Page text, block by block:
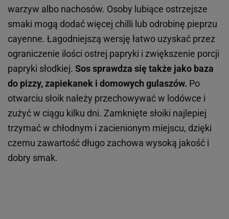
warzyw albo nachosów. Osoby lubiące ostrzejsze
smaki mogą dodać więcej chilli lub odrobinę pieprzu
cayenne. Łagodniejszą wersję łatwo uzyskać przez
ograniczenie ilości ostrej papryki i zwiększenie porcji
papryki słodkiej. Sos sprawdza się także jako baza
do pizzy, zapiekanek i domowych gulaszów. Po
otwarciu słoik należy przechowywać w lodówce i
zużyć w ciągu kilku dni. Zamknięte słoiki najlepiej
trzymać w chłodnym i zacienionym miejscu, dzięki
czemu zawartość długo zachowa wysoką jakość i
dobry smak.